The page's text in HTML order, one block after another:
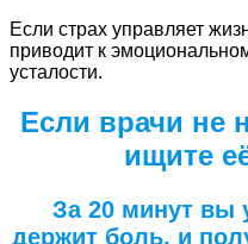
Если страх управляет
приводит к
усталости.
Если врачи не
ищите
За 20 минут вы
держит боль, и